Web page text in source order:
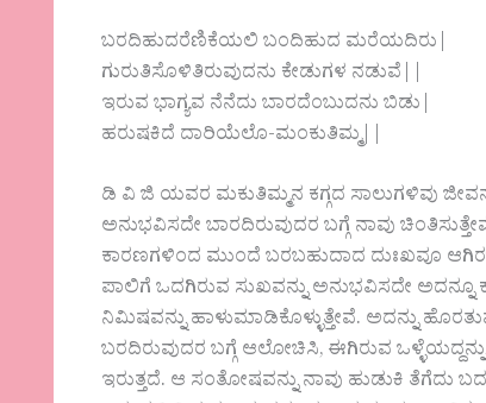
ಬರದಿಹುದರೆಣಿಕೆಯಲಿ ಬಂದಿಹುದ ಮರೆಯದಿರು|
ಗುರುತಿಸೊಳಿತಿರುವುದನು ಕೇಡುಗಳ ನಡುವೆ||
ಇರುವ ಭಾಗ್ಯವ ನೆನೆದು ಬಾರದೆಂಬುದನು ಬಿಡು|
ಹರುಷಕಿದೆ ದಾರಿಯೆಲೊ-ಮಂಕುತಿಮ್ಮ||
ಡಿ ವಿ ಜಿ ಯವರ ಮಕುತಿಮ್ಮನ ಕಗ್ಗದ ಸಾಲುಗಳಿವು
ಅನುಭವಿಸದೇ ಬಾರದಿರುವುದರ ಬಗ್ಗೆ ನಾವು
ಕಾರಣಗಳಿಂದ ಮುಂದೆ ಬರಬಹುದಾದ ದುಃಖವೂ
ಪಾಲಿಗೆ ಒದಗಿರುವ ಸುಖವನ್ನು ಅನುಭವಿಸದೇ ಅದನ್ನೂ
ನಿಮಿಷವನ್ನು ಹಾಳುಮಾಡಿಕೊಳ್ಳುತ್ತೇವೆ. ಅದನ್ನು
ಬರದಿರುವುದರ ಬಗ್ಗೆ ಆಲೋಚಿಸಿ, ಈಗಿರುವ
ಇರುತ್ತದೆ. ಆ ಸಂತೋಷವನ್ನು ನಾವು ಹುಡುಕಿ ತೆಗೆದು